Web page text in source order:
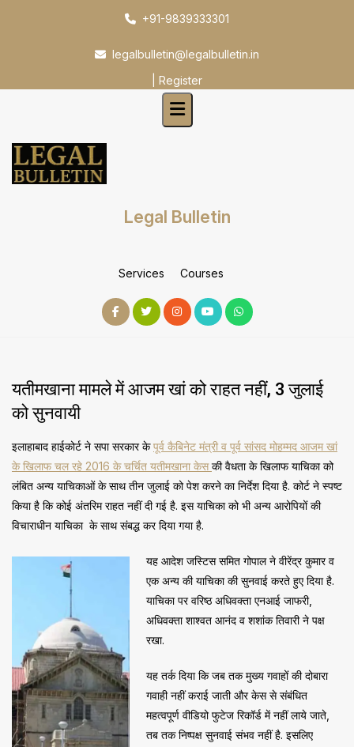
+91-9839333301
legalbulletin@legalbulletin.in
Register
Legal Bulletin
Services Courses
यतीमखाना मामले में आजम खां को राहत नहीं, 3 जुलाई
को सुनवायी
इलाहाबाद हाईकोर्ट ने सपा सरकार केपूर्व कैबिनेट मंत्री व पूर्व सांसद मोहम्मद आजम खां
के खिलाफ चल रहे 2016 के चर्चित यतीमखाना केसकी वैधता के खिलाफ याचिका को
लंबित अन्य याचिकाओं के साथ तीन जुलाई को पेश करने का निर्देश दिया है. कोर्ट ने स्पष्ट
किया है कि कोई अंतरिम राहत नहीं दी गई है. इस याचिका को भी अन्य आरोपियों की
विचाराधीन याचिका के साथ संबद्ध कर दिया गया है.
यह आदेश जस्टिस समित गोपाल ने वीरेंद्र कुमार व
एक अन्य की याचिका की सुनवाई करते हुए दिया है.
याचिका पर वरिष्ठ अधिवक्ता एनआई जाफरी,
अधिवक्ता शाश्वत आनंद व शशांक तिवारी ने पक्ष
रखा.
यह तर्क दिया कि जब तक मुख्य गवाहों की दोबारा
गवाही नहीं कराई जाती और केस से संबंधित
महत्वपूर्ण वीडियो फुटेज रिकॉर्ड में नहीं लाये जाते,
तब तक निष्पक्ष सुनवाई संभव नहीं है. इसलिए